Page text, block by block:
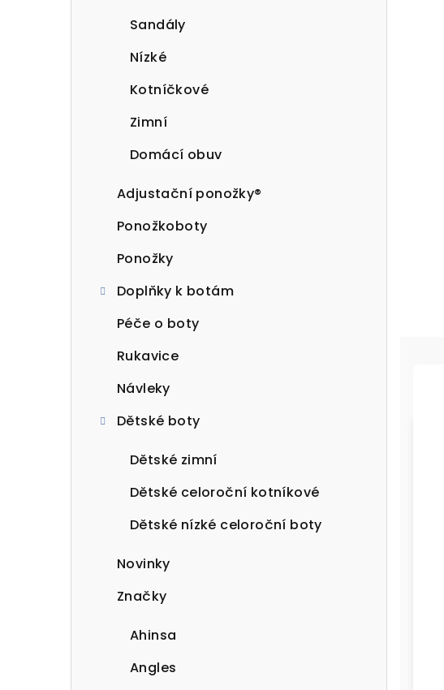
Sandály
Nízké
Kotníčkové
Zimní
Domácí obuv
Adjustační ponožky®
Ponožkoboty
Ponožky
Doplňky k botám
Péče o boty
Rukavice
Návleky
Dětské boty
Dětské zimní
Dětské celoroční kotníkové
Dětské nízké celoroční boty
Novinky
Značky
Ahinsa
Angles